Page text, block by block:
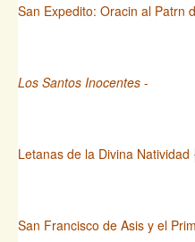
San Expedito: Oracin al Patrn
Los Santos Inocentes -
Letanas de la Divina Natividad
San Francisco de Asis y el